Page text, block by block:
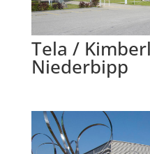
Tela /
Niederbipp